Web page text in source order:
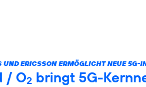
ERICSSON ERMÖGLICHT NEUE 5G-
/ O2 bringt 5G-